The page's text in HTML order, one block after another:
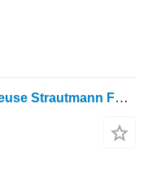
Moteur hydraulique pour mélangeuse Strautmann Fodervogn